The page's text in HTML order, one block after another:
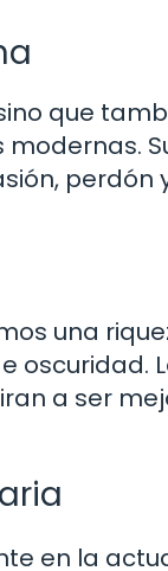
que
perdón
una
oscuridad.
a ser
en la